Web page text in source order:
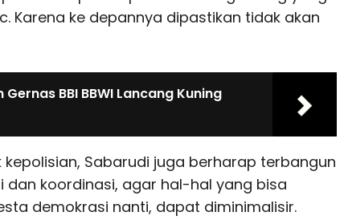
Karena ke depannya dipastikan tidak akan
BBI BBWI Lancang Kuning
Sabarudi juga berharap terbangun
dan koordinasi, agar hal-hal yang bisa
demokrasi nanti, dapat diminimalisir.